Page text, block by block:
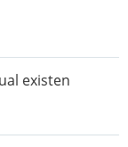
existen